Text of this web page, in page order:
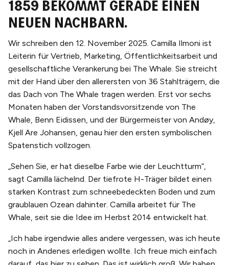
1859 bekommt gerade einen
neuen Nachbarn.
Wir schreiben den 12. November 2025. Camilla Ilmoni ist
Leiterin für Vertrieb, Marketing, Öffentlichkeitsarbeit und
gesellschaftliche Verankerung bei The Whale. Sie streicht
mit der Hand über den allerersten von 36 Stahlträgern, die
das Dach von The Whale tragen werden. Erst vor sechs
Monaten haben der Vorstandsvorsitzende von The
Whale, Benn Eidissen, und der Bürgermeister von Andøy,
Kjell Are Johansen, genau hier den ersten symbolischen
Spatenstich vollzogen.
„Sehen Sie, er hat dieselbe Farbe wie der Leuchtturm“,
sagt Camilla lächelnd. Der tiefrote H-Träger bildet einen
starken Kontrast zum schneebedeckten Boden und zum
graublauen Ozean dahinter. Camilla arbeitet für The
Whale, seit sie die Idee im Herbst 2014 entwickelt hat.
„Ich habe irgendwie alles andere vergessen, was ich heute
noch in Andenes erledigen wollte. Ich freue mich einfach